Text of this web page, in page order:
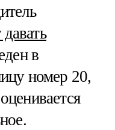
в
номер 20,